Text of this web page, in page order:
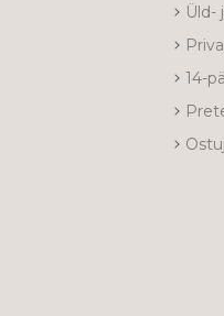
Üld-
14-